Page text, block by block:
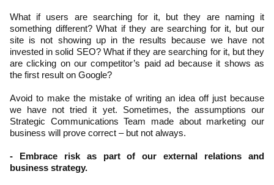
What if users are searching for it, but they are naming it
something different? What if they are searching for it, but our
site is not showing up in the results because we have not
invested in solid SEO? What if they are searching for it, but they
are clicking on our competitor’s paid ad because it shows as
the first result on Google?
Avoid to make the mistake of writing an idea off just because
we have not tried it yet. Sometimes, the assumptions our
Strategic Communications Team made about marketing our
business will prove correct – but not always.
- Embrace risk as part of our external relations and
business strategy.